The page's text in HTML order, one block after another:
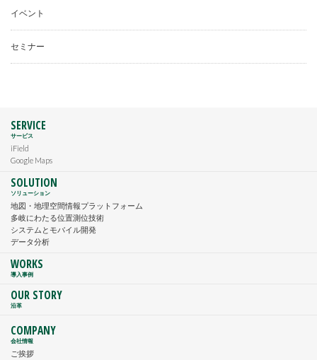
イベント
セミナー
SERVICE
サービス
iField
Google Maps
SOLUTION
ソリューション
地図・地理空間情報プラットフォーム
多岐にわたる位置測位技術
システムとモバイル開発
データ分析
WORKS
導入事例
OUR STORY
沿革
COMPANY
会社情報
ご挨拶